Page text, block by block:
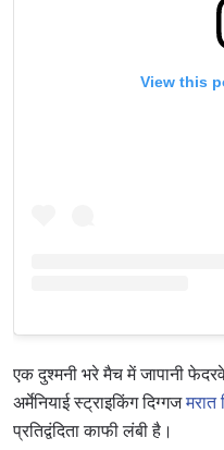
View this
एक दुश्मनी भरे मैच में जापानी
अर्मेनियाई स्ट्राइकिंग दिग्गजमरात
प्रतिद्वंदिता काफी लंबी है।